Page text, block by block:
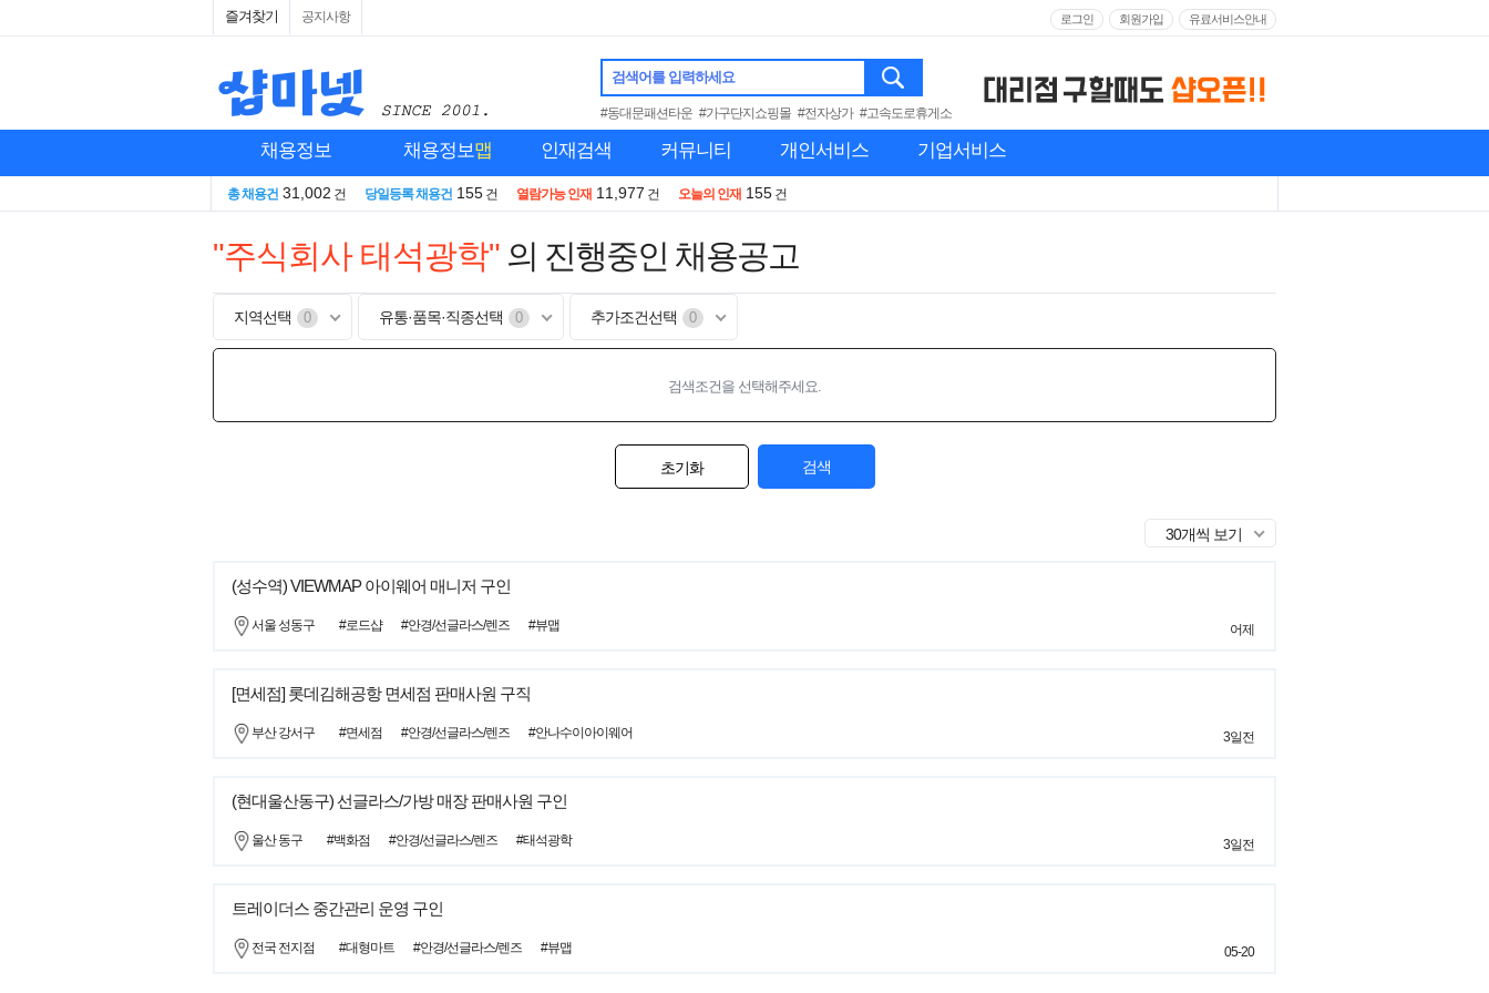
즐겨찾기 공지사항 로그인 회원가입 유료서비스안내
검색어를 입력하세요
#동대문패션타운 #가구단지쇼핑몰 #전자상가 #고속도로휴게소
채용정보 채용정보맵 인재검색 커뮤니티 개인서비스 기업서비스
총 채용건 31,002 건 당일등록 채용건 155 건 열람가능 인재 11,977 건 오늘의 인재 155 건
"주식회사 태석광학" 의 진행중인 채용공고
지역선택 0 유통·품목·직종선택 0 추가조건선택 0
검색조건을 선택해주세요.
초기화 검색
30개씩 보기
(성수역) VIEWMAP 아이웨어 매니저 구인
서울 성동구 #로드샵 #안경/선글라스/렌즈 #뷰맵 어제
[면세점] 롯데김해공항 면세점 판매사원 구직
부산 강서구 #면세점 #안경/선글라스/렌즈 #안나수이아이웨어 3일전
(현대울산동구) 선글라스/가방 매장 판매사원 구인
울산 동구 #백화점 #안경/선글라스/렌즈 #태석광학 3일전
트레이더스 중간관리 운영 구인
전국 전지점 #대형마트 #안경/선글라스/렌즈 #뷰맵 05-20